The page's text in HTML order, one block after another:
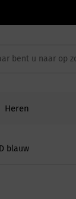
Heren
blauw